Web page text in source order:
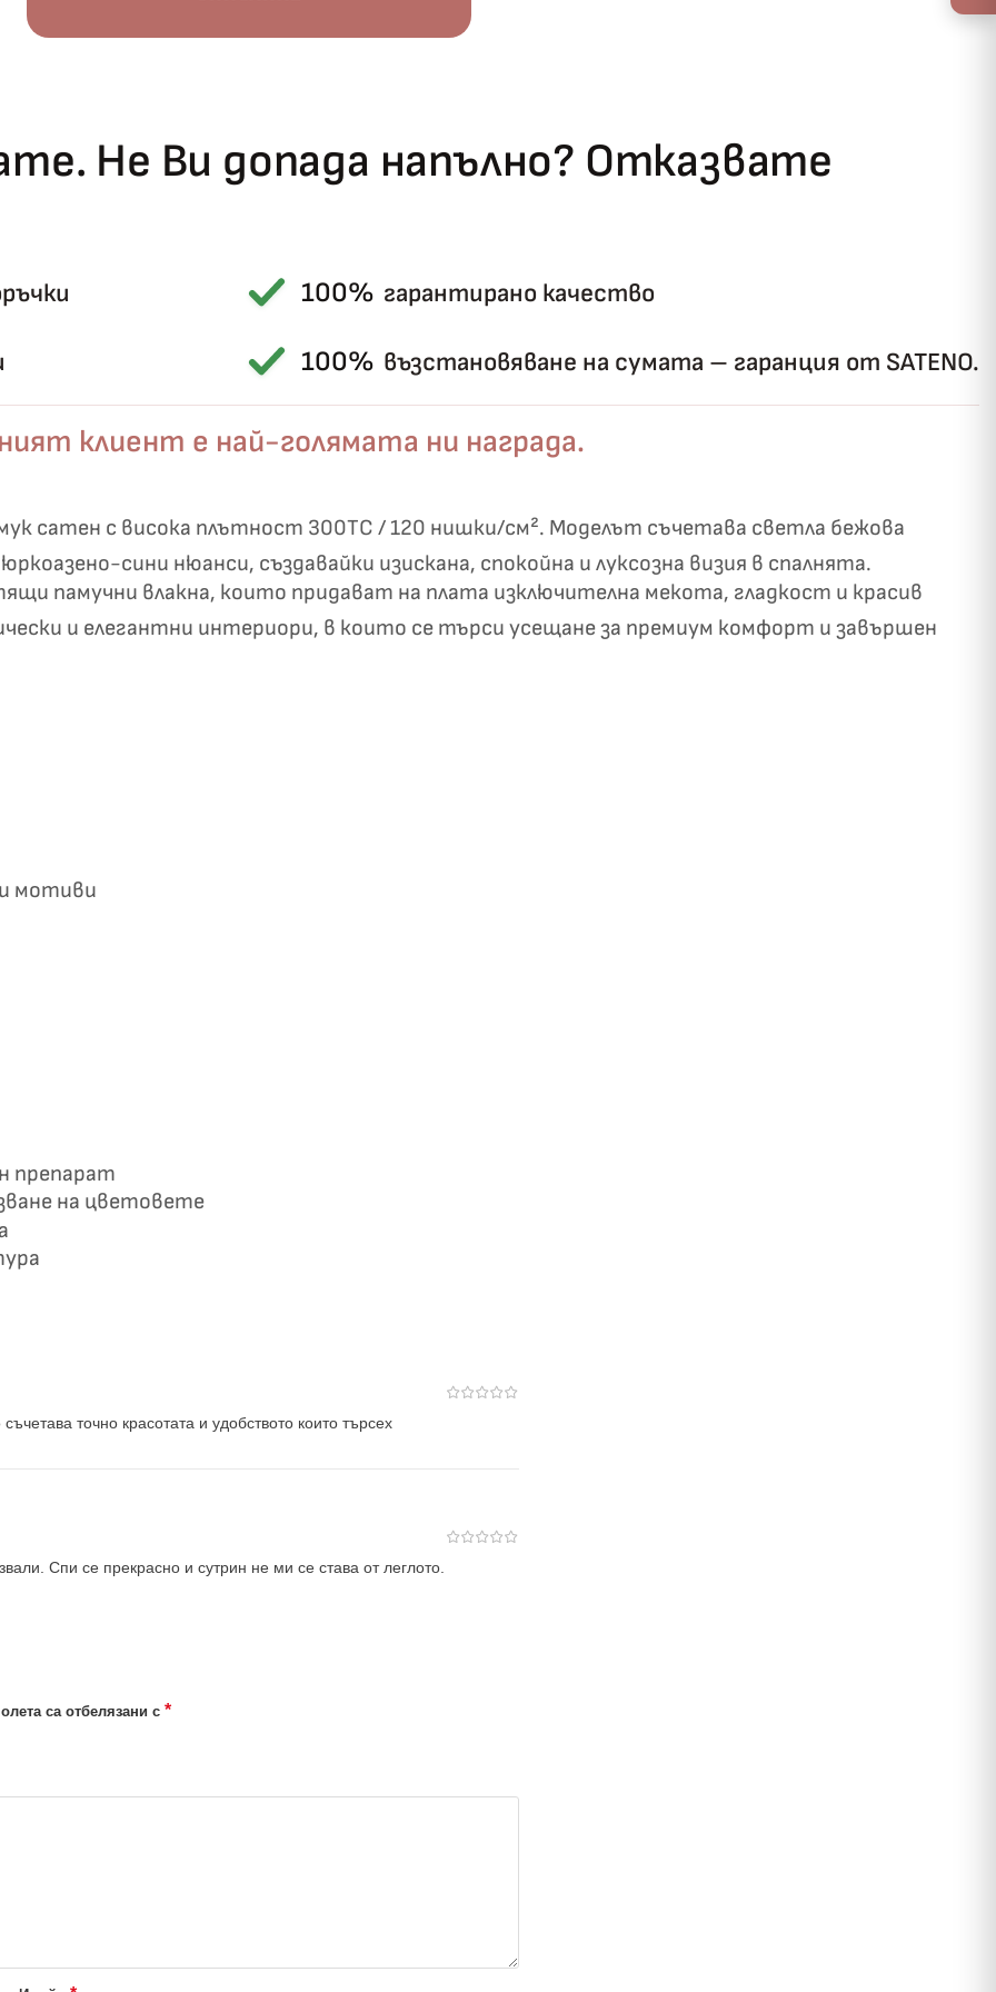
Не Ви допада напълно? Отказвате
100% гарантирано качество
100% възстановяване на сумата – гаранция от SATENO.
клиент е най-голямата ни награда.
сатен с висока плътност 300TC / 120 нишки/см². Моделът съчетава светла бежова
сини нюанси, създавайки изискана, спокойна и луксозна визия в спалнята.
памучни влакна, които придават на плата изключителна мекота, гладкост и красив
и елегантни интериори, в които се търси усещане за премиум комфорт и завършен
мотиви
препарат
на цветовете
точно красотата и удобството които търсех
Спи се прекрасно и сутрин не ми се става от леглото.
са отбелязани с *
✦
✦
Хавлиени кърпи – Комплект 2 части – 100% памук
19,00 €0 €